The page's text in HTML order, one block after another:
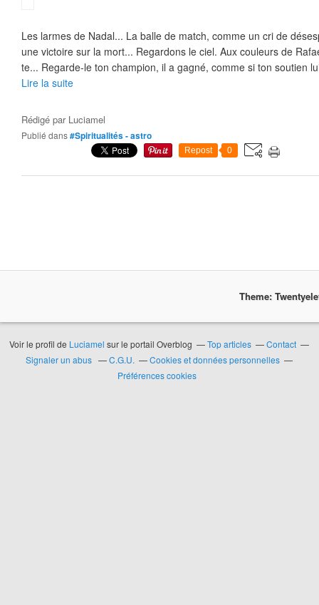
Les larmes de Nadal... La balle de match, comme un cri de
une victoire sur la mort... Regardons le ciel. Aux couleurs de
te... Regarde-le ton champion, il a gagné, comme si ton soutien
Lire la suite
Rédigé par Luciamel
Publié dans#Spiritualités - astro
Repost 0
Theme:
Voir le profil de Luciamel sur le portail Overblog Top articles
Contact
Signaler un abus
C.G.U.
Cookies et données personnelles
Préférences cookies